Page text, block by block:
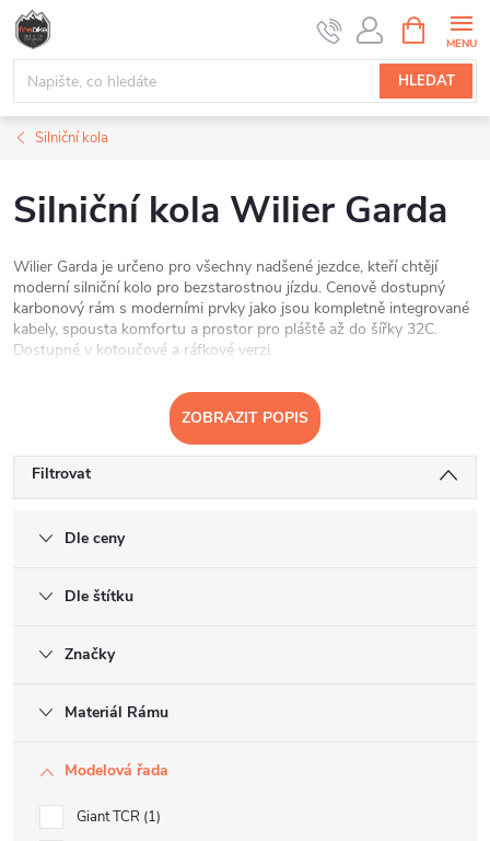
Přejít
obsah
HLEDAT
NÁKUPNÍ
KOŠÍK
Silniční kola
Silniční kola Wilier Garda
Wilier Garda je určeno pro všechny nadšené jezdce, kteří chtějí
moderní silniční kolo pro bezstarostnou jízdu. Cenově dostupný
karbonový rám s moderními prvky jako jsou kompletně integrované
kabely, spousta komfortu a prostor pro pláště až do šířky 32C.
Dostupné v kotoučové a ráfkové verzi.
ZOBRAZIT POPIS
Filtrovat
Dle ceny
Dle štítku
Značky
Materiál Rámu
Modelová řada
Giant TCR 1